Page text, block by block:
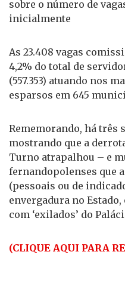
sobre o número de
inicialmente
As 23.408 vagas
4,2% do total de
(557.353) atuando nos
esparsos em 645
Rememorando, há três
mostrando que a
Turno atrapalhou – e
fernandopolenses que
(pessoais ou de
envergadura no
com ‘exilados’ do
(CLIQUE AQUI PARA